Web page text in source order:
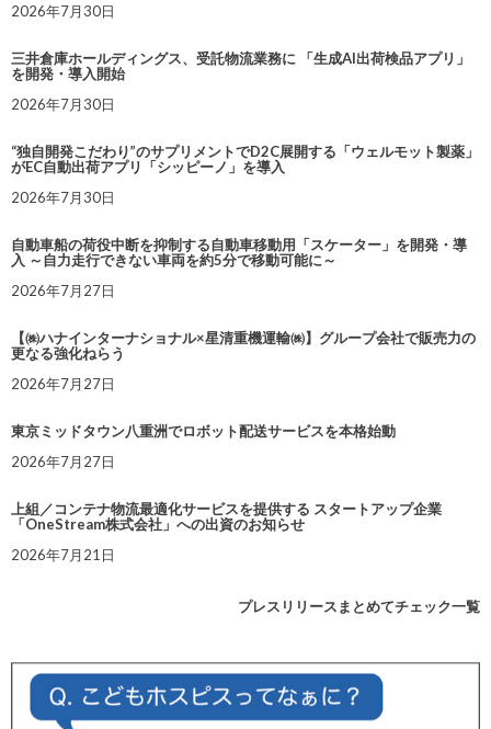
2026年7月30日
三井倉庫ホールディングス、受託物流業務に 「生成AI出荷検品アプリ」
を開発・導入開始
2026年7月30日
“独自開発こだわり”のサプリメントでD2C展開する「ウェルモット製薬」
がEC自動出荷アプリ「シッピーノ」を導入
2026年7月30日
自動車船の荷役中断を抑制する自動車移動用「スケーター」を開発・導
入 ～自力走行できない車両を約5分で移動可能に～
2026年7月27日
【㈱ハナインターナショナル×星清重機運輸㈱】グループ会社で販売力の
更なる強化ねらう
2026年7月27日
東京ミッドタウン八重洲でロボット配送サービスを本格始動
2026年7月27日
上組／コンテナ物流最適化サービスを提供する スタートアップ企業
「OneStream株式会社」への出資のお知らせ
2026年7月21日
プレスリリースまとめてチェック一覧